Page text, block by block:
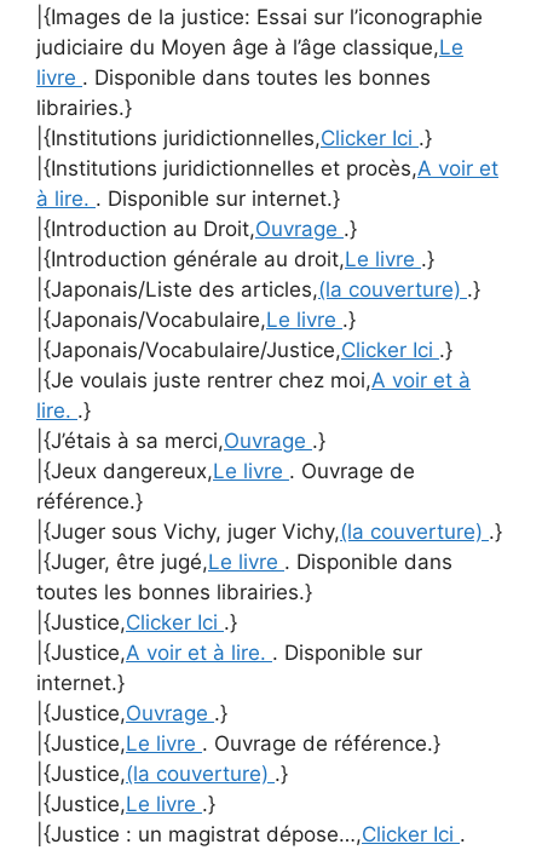
|{Images de la justice: Essai sur l’iconographie
judiciaire du Moyen âge à l’âge classique,Le
livre . Disponible dans toutes les bonnes
librairies.}
|{Institutions juridictionnelles,Clicker Ici .}
|{Institutions juridictionnelles et procès,A voir et
à lire. . Disponible sur internet.}
|{Introduction au Droit,Ouvrage .}
|{Introduction générale au droit,Le livre .}
|{Japonais/Liste des articles,(la couverture) .}
|{Japonais/Vocabulaire,Le livre .}
|{Japonais/Vocabulaire/Justice,Clicker Ici .}
|{Je voulais juste rentrer chez moi,A voir et à
lire. .}
|{J’étais à sa merci,Ouvrage .}
|{Jeux dangereux,Le livre . Ouvrage de
référence.}
|{Juger sous Vichy, juger Vichy,(la couverture) .}
|{Juger, être jugé,Le livre . Disponible dans
toutes les bonnes librairies.}
|{Justice,Clicker Ici .}
|{Justice,A voir et à lire. . Disponible sur
internet.}
|{Justice,Ouvrage .}
|{Justice,Le livre . Ouvrage de référence.}
|{Justice,(la couverture) .}
|{Justice,Le livre .}
|{Justice : un magistrat dépose…,Clicker Ici .